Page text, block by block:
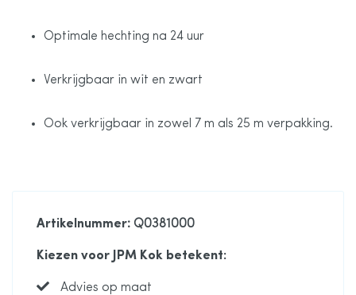
Optimale hechting na 24 uur
Verkrijgbaar in wit en zwart
Ook verkrijgbaar in zowel 7 m als 25 m verpakking.
Artikelnummer: Q0381000
Kiezen voor JPM Kok betekent:
Advies op maat